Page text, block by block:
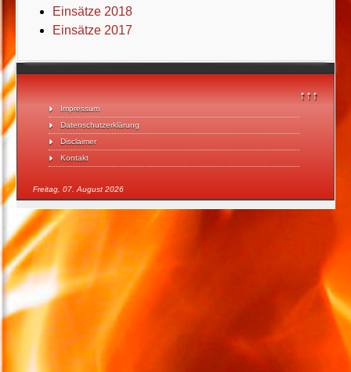
↑↑↑
Impressum
Datenschutzerklärung
Disclaimer
Kontakt
Freitag, 07. August 2026
Einsätze 2018
Einsätze 2017